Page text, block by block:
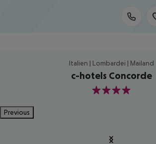
Italien | Lombardei | Mailand
c-hotels Concorde
4
Previous